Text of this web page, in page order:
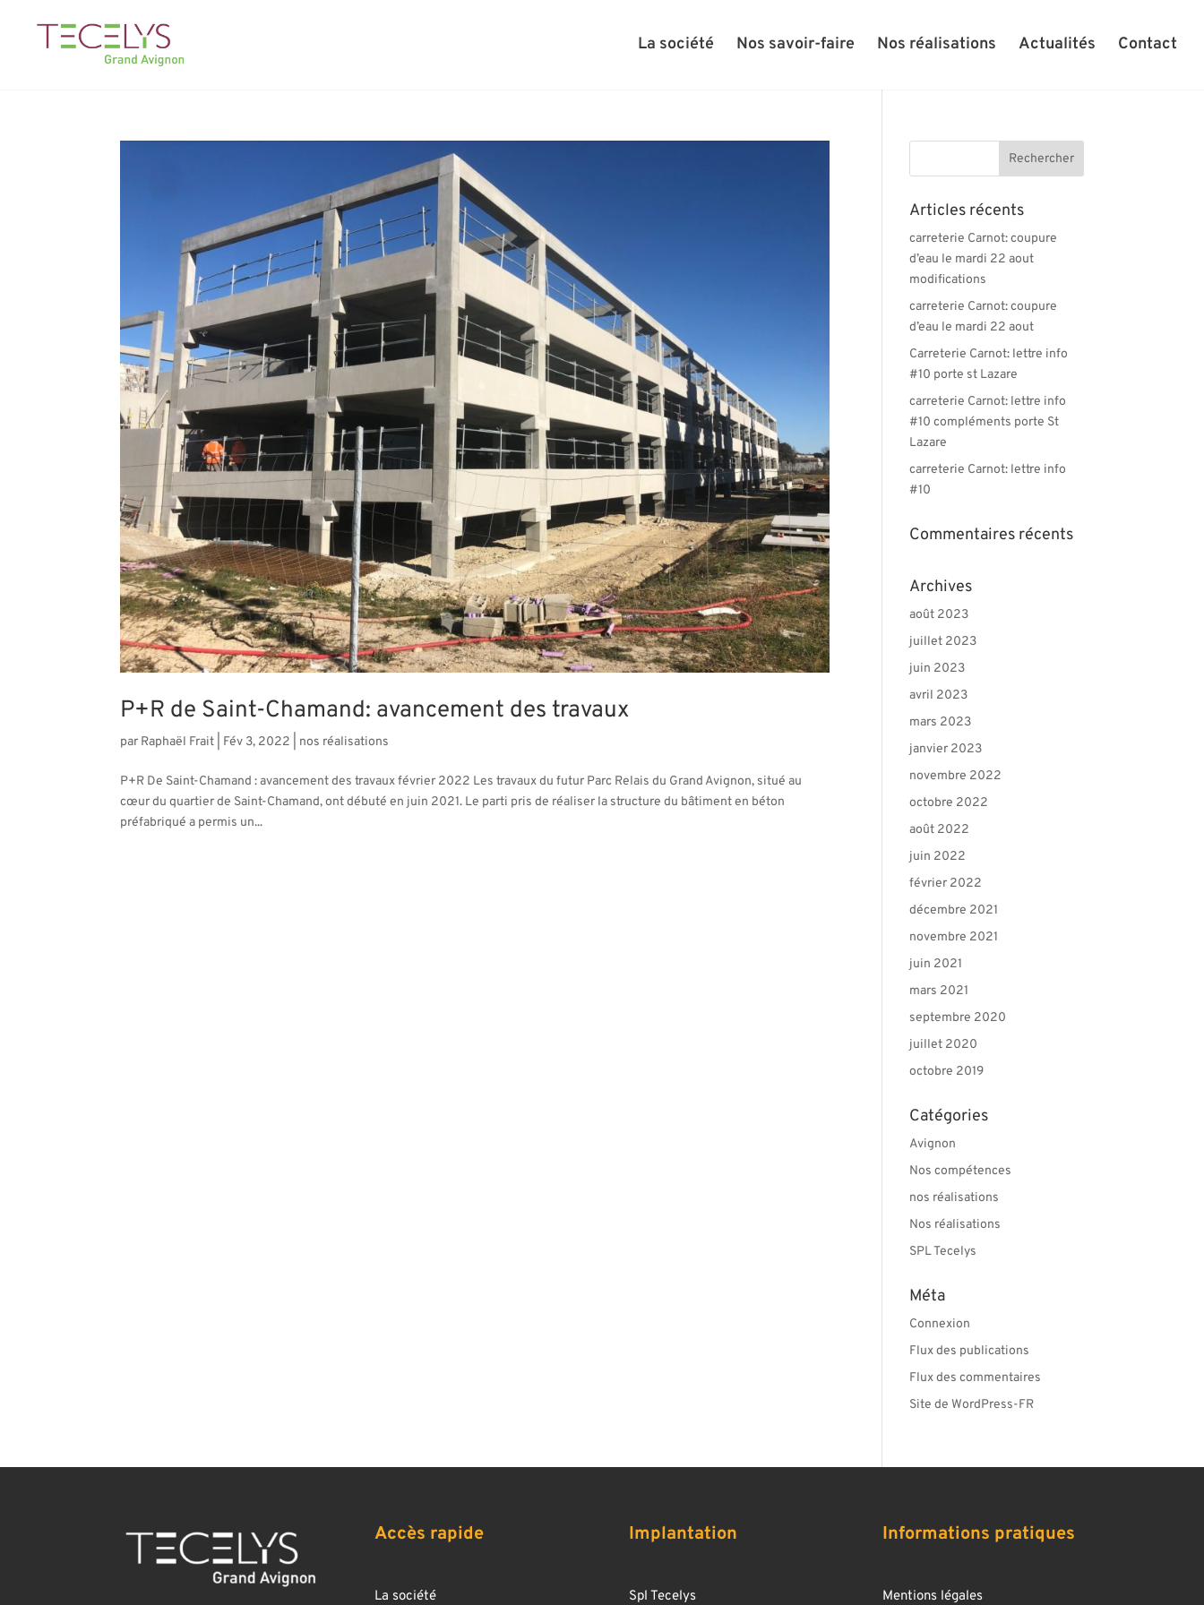
La société Nos savoir-faire Nos réalisations Actualités Contact
P+R de Saint-Chamand: avancement des travaux
par Raphaël Frait Fév 3, 2022 nos réalisations
P+R De Saint-Chamand : avancement des travaux février 2022 Les travaux du futur Parc Relais du Grand Avignon, situé au
cœur du quartier de Saint-Chamand, ont débuté en juin 2021. Le parti pris de réaliser la structure du bâtiment en béton
préfabriqué a permis un...
Articles récents
carreterie Carnot: coupure
d’eau le mardi 22 aout
modifications
carreterie Carnot: coupure
d’eau le mardi 22 aout
Carreterie Carnot: lettre info
#10 porte st Lazare
carreterie Carnot: lettre info
#10 compléments porte St
Lazare
carreterie Carnot: lettre info
#10
Commentaires récents
Archives
août 2023
juillet 2023
juin 2023
avril 2023
mars 2023
janvier 2023
novembre 2022
octobre 2022
août 2022
juin 2022
février 2022
décembre 2021
novembre 2021
juin 2021
mars 2021
septembre 2020
juillet 2020
octobre 2019
Catégories
Avignon
Nos compétences
nos réalisations
Nos réalisations
SPL Tecelys
Méta
Connexion
Flux des publications
Flux des commentaires
Site de WordPress-FR
Accès rapide
La société
Implantation
Spl Tecelys
Informations pratiques
Mentions légales